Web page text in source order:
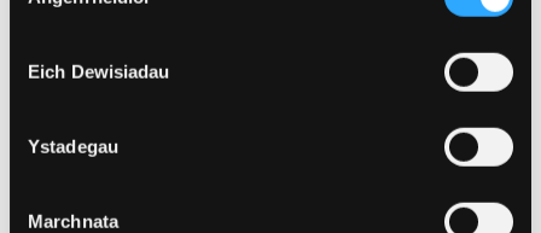
Eich Dewisiadau
Ystadegau
Marchnata